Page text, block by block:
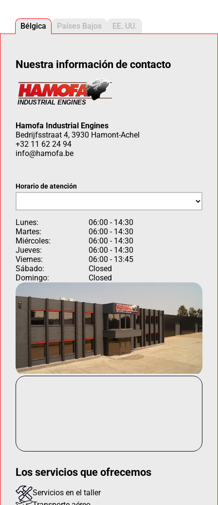
Bélgica Países Bajos EE. UU.
Nuestra información de contacto
Hamofa Industrial Engines
Bedrijfsstraat 4, 3930 Hamont-Achel
+32 11 62 24 94
info@hamofa.be
Horario de atención
Lunes:
06:00 - 14:30
Martes:
06:00 - 14:30
Miércoles:
06:00 - 14:30
Jueves:
06:00 - 14:30
Viernes:
06:00 - 13:45
Sábado:
Closed
Domingo:
Closed
Los servicios que ofrecemos
Servicios en el taller